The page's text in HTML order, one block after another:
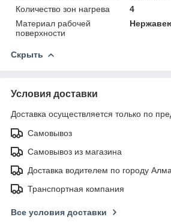
Количество зон нагрева
4
Материал рабочей
поверхности
Скрыть
Условия доставки
Доставка осуществляется только по
Самовывоз
Самовывоз из магазина
Доставка водителем по городу
Транспортная компания
Все условия доставки